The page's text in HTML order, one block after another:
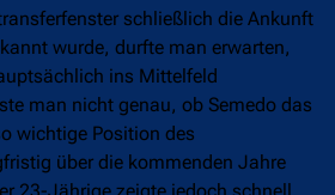
schließlich die Ankunft
wurde, durfte man erwarten,
ins Mittelfeld
man nicht genau, ob Semedo das
wichtige Position des
über die kommenden Jahre